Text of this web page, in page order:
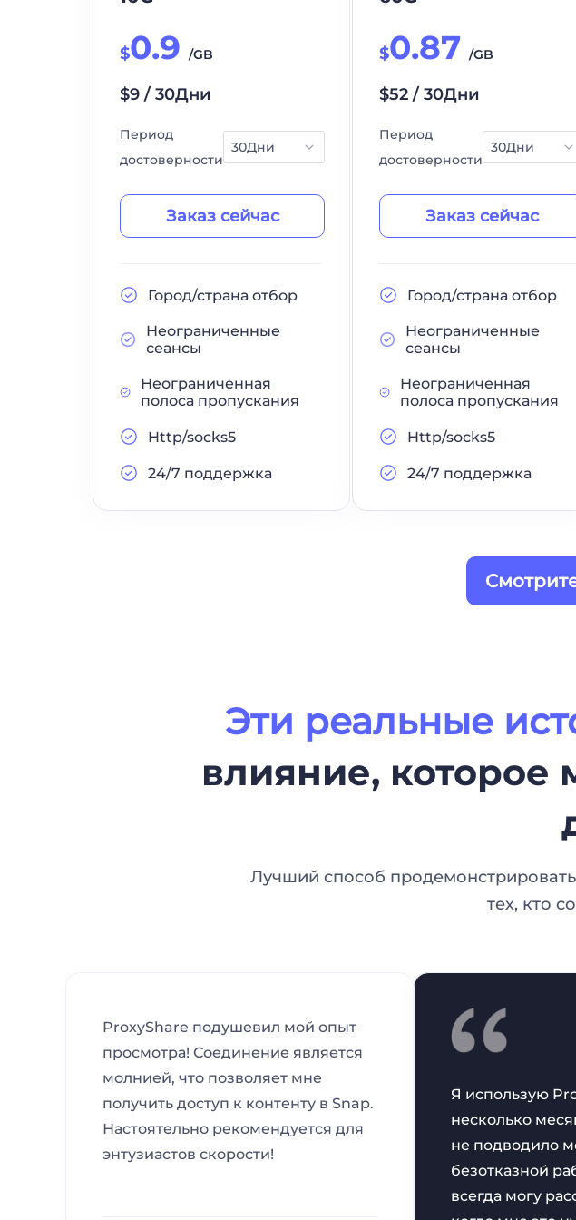
$0.9 /GB
$9 / 30Дни
Период
достоверности
Заказ сейчас
Город/страна отбор
Неограниченные
сеансы
Неограниченная
полоса пропускания
Http/socks5
24/7 поддержка
$0.87 /GB
$52 / 30Дни
Период
достоверности
Заказ сейчас
Город/страна отбор
Неограниченные
сеансы
Неограниченная
полоса пропускания
Http/socks5
24/7 поддержка
Эти реальные
влияние,
Лучший способ
тех, кто
ProxyShare подушевил мой опыт
просмотра! Соединение является
молнией, что позволяет мне
получить доступ к контенту в Snap.
Настоятельно рекомендуется для
энтузиастов скорости!
Я использую
несколько
не подводило
безотказной
всегда могу